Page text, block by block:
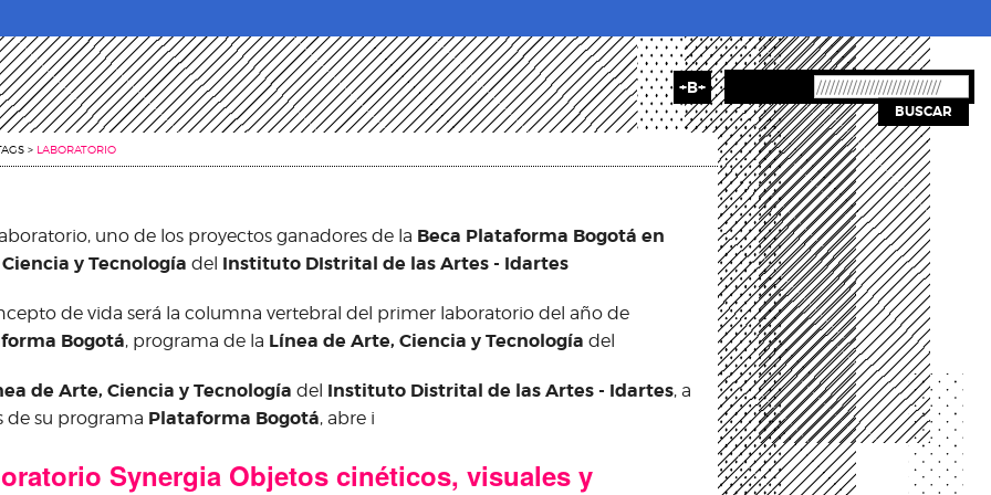
BUSCAR
+B+
> LABORATORIO
uno de los proyectos ganadores de la Beca Plataforma Bogotá en
y Tecnología del Instituto DIstrital de las Artes - Idartes
de vida será la columna vertebral del primer laboratorio del año de
Bogotá, programa de la Línea de Arte, Ciencia y Tecnología del
de Arte, Ciencia y Tecnología del Instituto Distrital de las Artes - Idartes, a
de su programa Plataforma Bogotá, abre i
Synergia Objetos cinéticos, visuales y